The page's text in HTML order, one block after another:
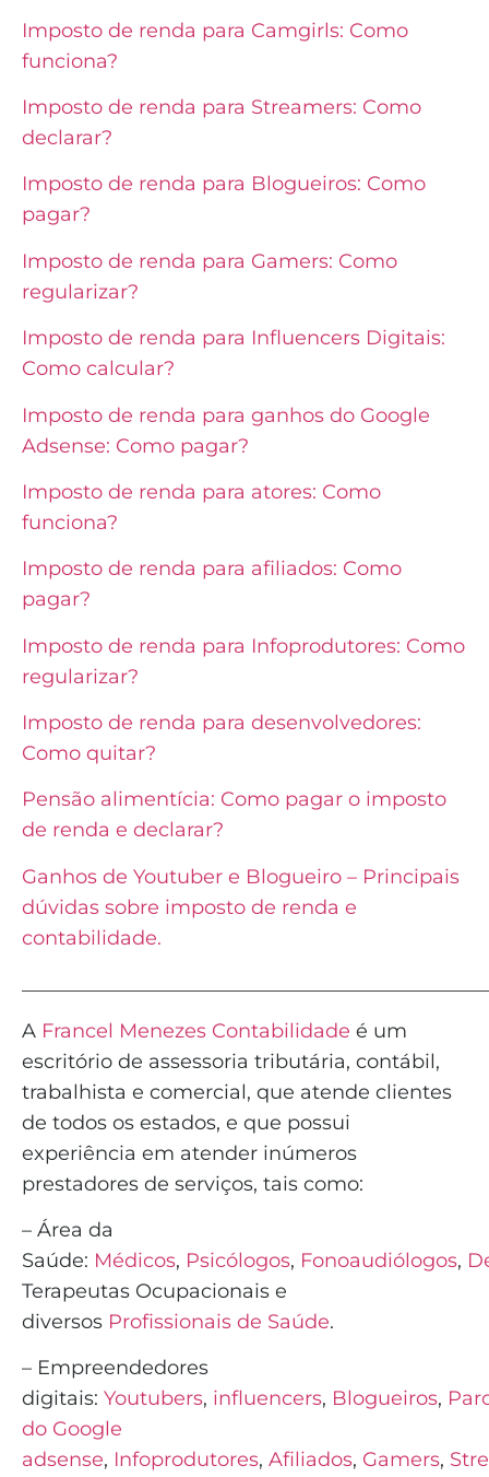
Imposto de renda para Camgirls: Como
funciona?
Imposto de renda para Streamers: Como
declarar?
Imposto de renda para Blogueiros: Como
pagar?
Imposto de renda para Gamers: Como
regularizar?
Imposto de renda para Influencers Digitais:
Como calcular?
Imposto de renda para ganhos do Google
Adsense: Como pagar?
Imposto de renda para atores: Como
funciona?
Imposto de renda para afiliados: Como
pagar?
Imposto de renda para Infoprodutores: Como
regularizar?
Imposto de renda para desenvolvedores:
Como quitar?
Pensão alimentícia: Como pagar o imposto
de renda e declarar?
Ganhos de Youtuber e Blogueiro – Principais
dúvidas sobre imposto de renda e
contabilidade.
A Francel Menezes Contabilidade é um
escritório de assessoria tributária, contábil,
trabalhista e comercial, que atende clientes
de todos os estados, e que possui
experiência em atender inúmeros
prestadores de serviços, tais como:
– Área da
Saúde: Médicos, Psicólogos, Fonoaudiólogos,
Terapeutas Ocupacionais e
diversos Profissionais de Saúde.
– Empreendedores
digitais: Youtubers, influencers, Blogueiros,
do Google
adsense, Infoprodutores, Afiliados, Gamers,